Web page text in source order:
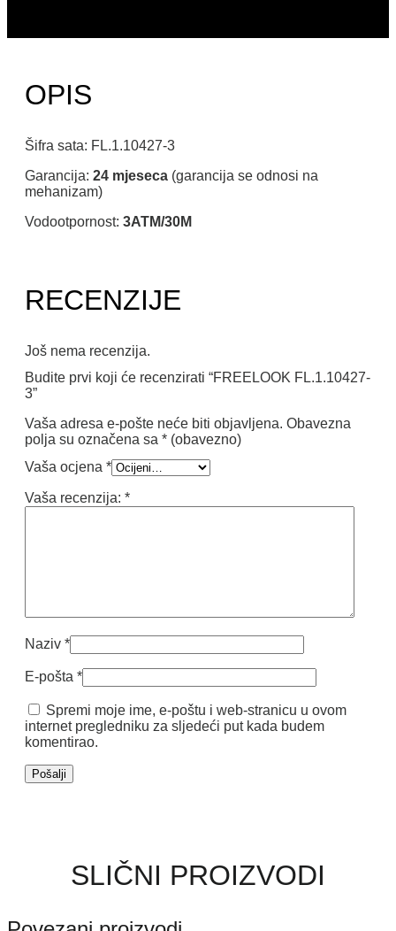
OPIS
Šifra sata: FL.1.10427-3
Garancija: 24 mjeseca (garancija se odnosi na
mehanizam)
Vodootpornost: 3ATM/30M
RECENZIJE
Još nema recenzija.
Budite prvi koji će recenzirati “FREELOOK FL.1.10427-
3”
Vaša adresa e-pošte neće biti objavljena. Obavezna
polja su označena sa * (obavezno)
Vaša ocjena *
Vaša recenzija: *
Naziv *
E-pošta *
Spremi moje ime, e-poštu i web-stranicu u ovom
internet pregledniku za sljedeći put kada budem
komentirao.
SLIČNI PROIZVODI